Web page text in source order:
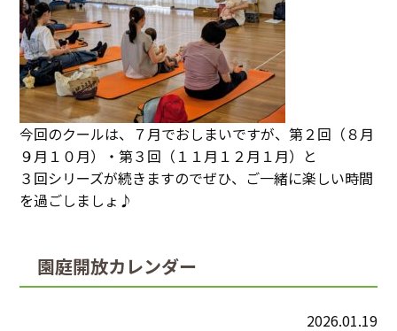
今回のクールは、７月でおしまいですが、第２回（８月
９月１０月）・第３回（１１月１２月１月）と
３回シリーズが続きますのでぜひ、ご一緒に楽しい時間
を過ごしましょ♪
園庭開放カレンダー
2026.01.19